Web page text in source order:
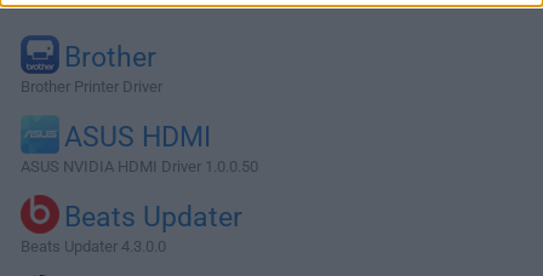
Brother
Brother Printer Driver
ASUS HDMI
ASUS NVIDIA HDMI Driver 1.0.0.50
Beats Updater
Beats Updater 4.3.0.0